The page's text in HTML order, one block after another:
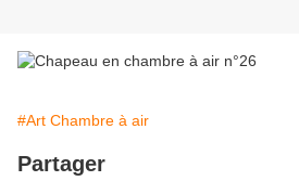
#Art Chambre à air
Partager